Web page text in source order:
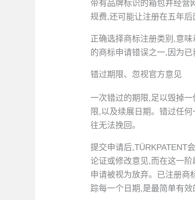
带有品牌标识的箱包并经营
规费,还可能让注册在五年后
正确选择商标注册类别,意
的商标申请错误之一,因为
错过期限、忽视官方意见
一次错过的期限,足以毁掉
限,以及续展日期。错过任
往无法挽回。
提交申请后,TÜRKPATENT
论证或修改意见,而在这一
申请被视为放弃。已注册商
踪每一个日期,是最简单有效